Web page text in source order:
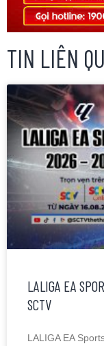
TIN LIÊN
LALIGA EA
SCTV
LALIGA EA